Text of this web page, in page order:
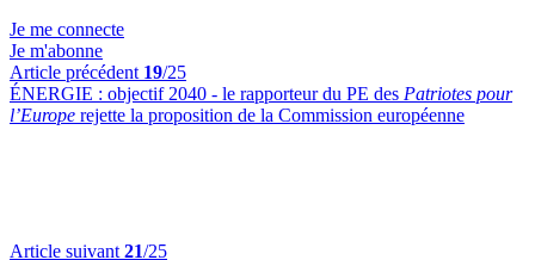
Je me connecte
Je m'abonne
Article précédent 19/25
ÉNERGIE : objectif 2040 - le rapporteur du PE des Patriotes pour
l’Europe rejette la proposition de la Commission européenne
Article suivant 21/25